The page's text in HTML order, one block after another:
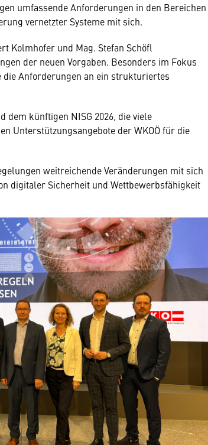
umfassende Anforderungen in den Bereichen
vernetzter Systeme mit sich.
Kolmhofer und Mag. Stefan Schöfl
der neuen Vorgaben. Besonders im Fokus
Anforderungen an ein strukturiertes
künftigen NISG 2026, die viele
Unterstützungsangebote der WKOÖ für die
weitreichende Veränderungen mit sich
digitaler Sicherheit und Wettbewerbsfähigkeit